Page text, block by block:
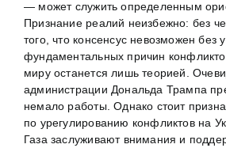
— может служить определенным
Признание реалий неизбежно: без
того, что консенсус невозможен без
фундаментальных причин
миру останется лишь теорией.
администрации Дональда Трампа
немало работы. Однако стоит
по урегулированию конфликтов на
Газа заслуживают внимания и